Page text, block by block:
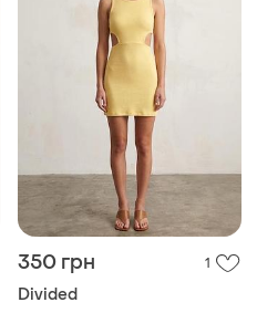
350 грн 1
Divided